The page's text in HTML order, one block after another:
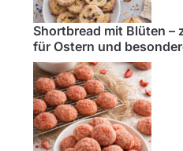
Shortbread mit Blüten –
für Ostern und